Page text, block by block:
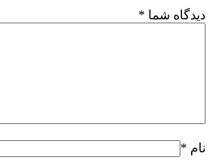
دیدگاه شما *
نام *